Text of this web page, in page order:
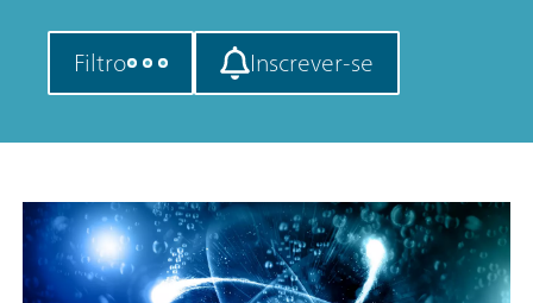
Filtro Inscrever-se